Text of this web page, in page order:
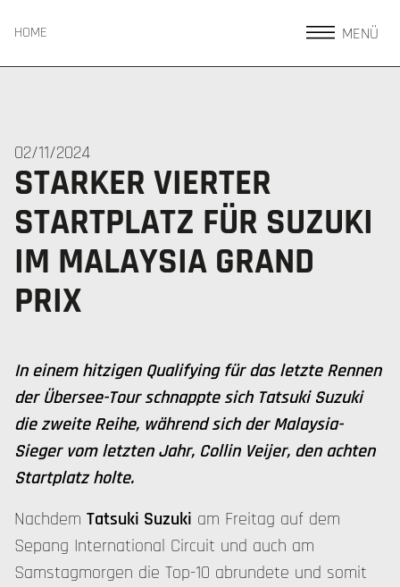
HOME MENÜ
02/11/2024
STARKER VIERTER
STARTPLATZ FÜR SUZUKI
IM MALAYSIA GRAND
PRIX
In einem hitzigen Qualifying für das letzte Rennen
der Übersee-Tour schnappte sich Tatsuki Suzuki
die zweite Reihe, während sich der Malaysia-
Sieger vom letzten Jahr, Collin Veijer, den achten
Startplatz holte.
Nachdem Tatsuki Suzuki am Freitag auf dem
Sepang International Circuit und auch am
Samstagmorgen die Top-10 abrundete und somit